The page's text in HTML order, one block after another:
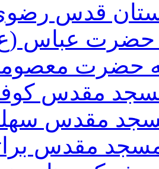
قدس
حضرت عباس
حضرت
مقدس
مقدس
مقدس